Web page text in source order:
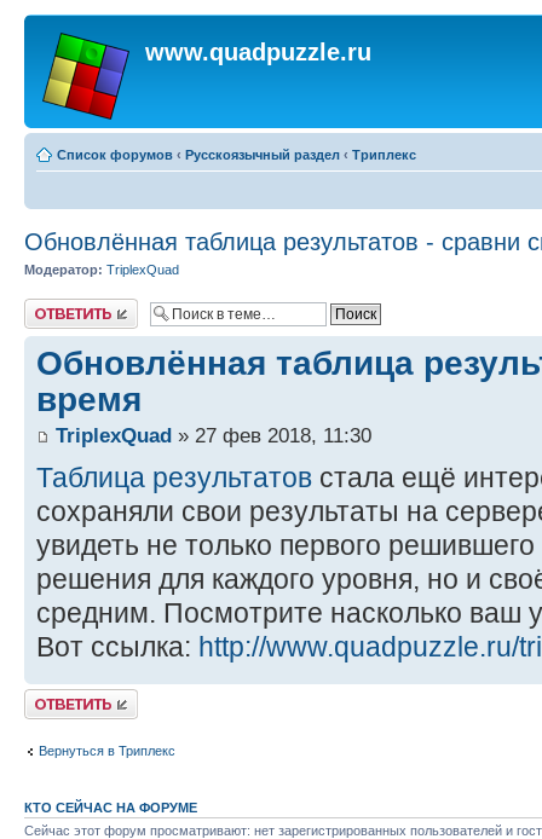
www.quadpuzzle.ru
Список форумов ‹ Русскоязычный раздел ‹ Триплекс
Обновлённая таблица результатов - сравни
Модератор: TriplexQuad
Ответить
Обновлённая таблица
время
TriplexQuad » 27 фев 2018, 11:30
Таблица результатов стала ещё
сохраняли свои результаты на
увидеть не только первого
решения для каждого уровня, но и
средним. Посмотрите насколько ваш
Вот ссылка: http://www.quadpuzzle.ru/
Ответить
Вернуться в Триплекс
КТО СЕЙЧАС НА ФОРУМЕ
Сейчас этот форум просматривают: нет зарегистрированных пользователей и